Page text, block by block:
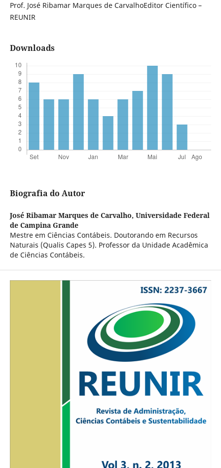
Prof. José Ribamar Marques de CarvalhoEditor Científico –
REUNIR
Downloads
Biografia do Autor
José Ribamar Marques de Carvalho, Universidade Federal
de Campina Grande
Mestre em Ciências Contábeis. Doutorando em Recursos
Naturais (Qualis Capes 5). Professor da Unidade Acadêmica
de Ciências Contábeis.